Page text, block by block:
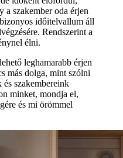
a szakember oda érjen
időitelvallum áll
Rendszerint a
élni.
leghamarabb érjen
más dolga, mint szólni
szakembereink
minket, mondja el,
és mi örömmel